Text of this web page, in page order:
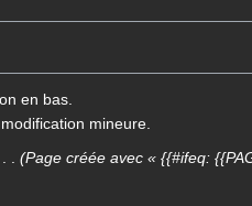
en bas.
mineure.
Page créée avec « {{#ifeq: